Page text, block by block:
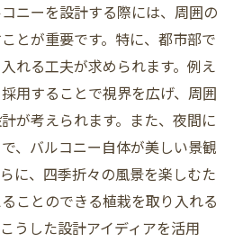
バルコニーを設計する際のポ
慮すべきスカイバルコニーの
ニーの耐久性を高める素材選
するためのスカイバルコニー
ニーを設計する際には、周囲の
とが重要です。特に、都市部で
れる工夫が求められます。例え
用することで視界を広げ、周囲
が考えられます。また、夜間に
、バルコニー自体が美しい景観
に、四季折々の風景を楽しむた
ことのできる植栽を取り入れる
うした設計アイディアを活用